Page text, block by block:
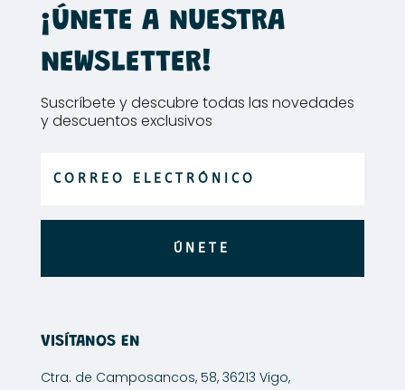
¡ÚNETE A NUESTRA
NEWSLETTER!
Suscríbete y descubre todas las novedades
y descuentos exclusivos
ÚNETE
VISÍTANOS EN
Ctra. de Camposancos, 58, 36213 Vigo,